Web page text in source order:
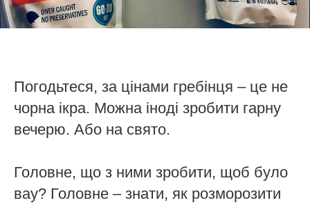
Погодьтеся, за цінами гребінця – це не
чорна ікра. Можна іноді зробити гарну
вечерю. Або на свято.
Головне, що з ними зробити, щоб було
вау? Головне – знати, як розморозити